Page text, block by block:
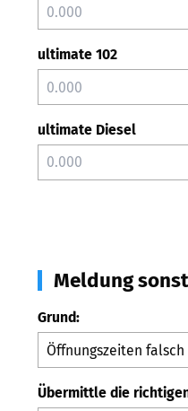
ultimate 102
ultimate Diesel
Meldung
Grund:
Übermittle die